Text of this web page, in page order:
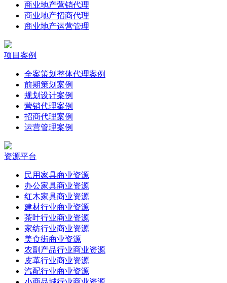
商业地产营销代理
商业地产招商代理
商业地产运营管理
项目案例
全案策划整体代理案例
前期策划案例
规划设计案例
营销代理案例
招商代理案例
运营管理案例
资源平台
民用家具商业资源
办公家具商业资源
红木家具商业资源
建材行业商业资源
茶叶行业商业资源
家纺行业商业资源
美食街商业资源
农副产品行业商业资源
皮革行业商业资源
汽配行业商业资源